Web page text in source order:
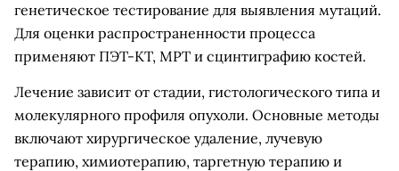
генетическое тестирование для выявления мутаций.
Для оценки распространенности процесса
применяют ПЭТ-КТ, МРТ и сцинтиграфию костей.
Лечение зависит от стадии, гистологического типа и
молекулярного профиля опухоли. Основные методы
включают хирургическое удаление, лучевую
терапию, химиотерапию, таргетную терапию и